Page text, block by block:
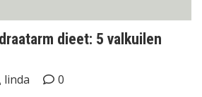
dieet: 5 valkuilen
linda
0